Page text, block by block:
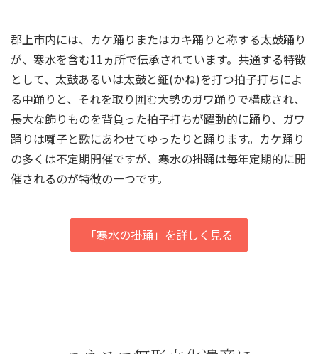
郡上市内には、カケ踊りまたはカキ踊りと称する太鼓踊り
が、寒水を含む11ヵ所で伝承されています。共通する特徴
として、太鼓あるいは太鼓と鉦(かね)を打つ拍子打ちによ
る中踊りと、それを取り囲む大勢のガワ踊りで構成され、
長大な飾りものを背負った拍子打ちが躍動的に踊り、ガワ
踊りは囃子と歌にあわせてゆったりと踊ります。カケ踊り
の多くは不定期開催ですが、寒水の掛踊は毎年定期的に開
催されるのが特徴の一つです。
「寒水の掛踊」を詳しく見る